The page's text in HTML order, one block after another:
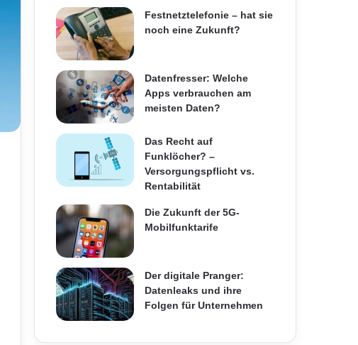
Festnetztelefonie – hat sie
noch eine Zukunft?
Datenfresser: Welche
Apps verbrauchen am
meisten Daten?
Das Recht auf
Funklöcher? –
Versorgungspflicht vs.
Rentabilität
Die Zukunft der 5G-
Mobilfunktarife
Der digitale Pranger:
Datenleaks und ihre
Folgen für Unternehmen